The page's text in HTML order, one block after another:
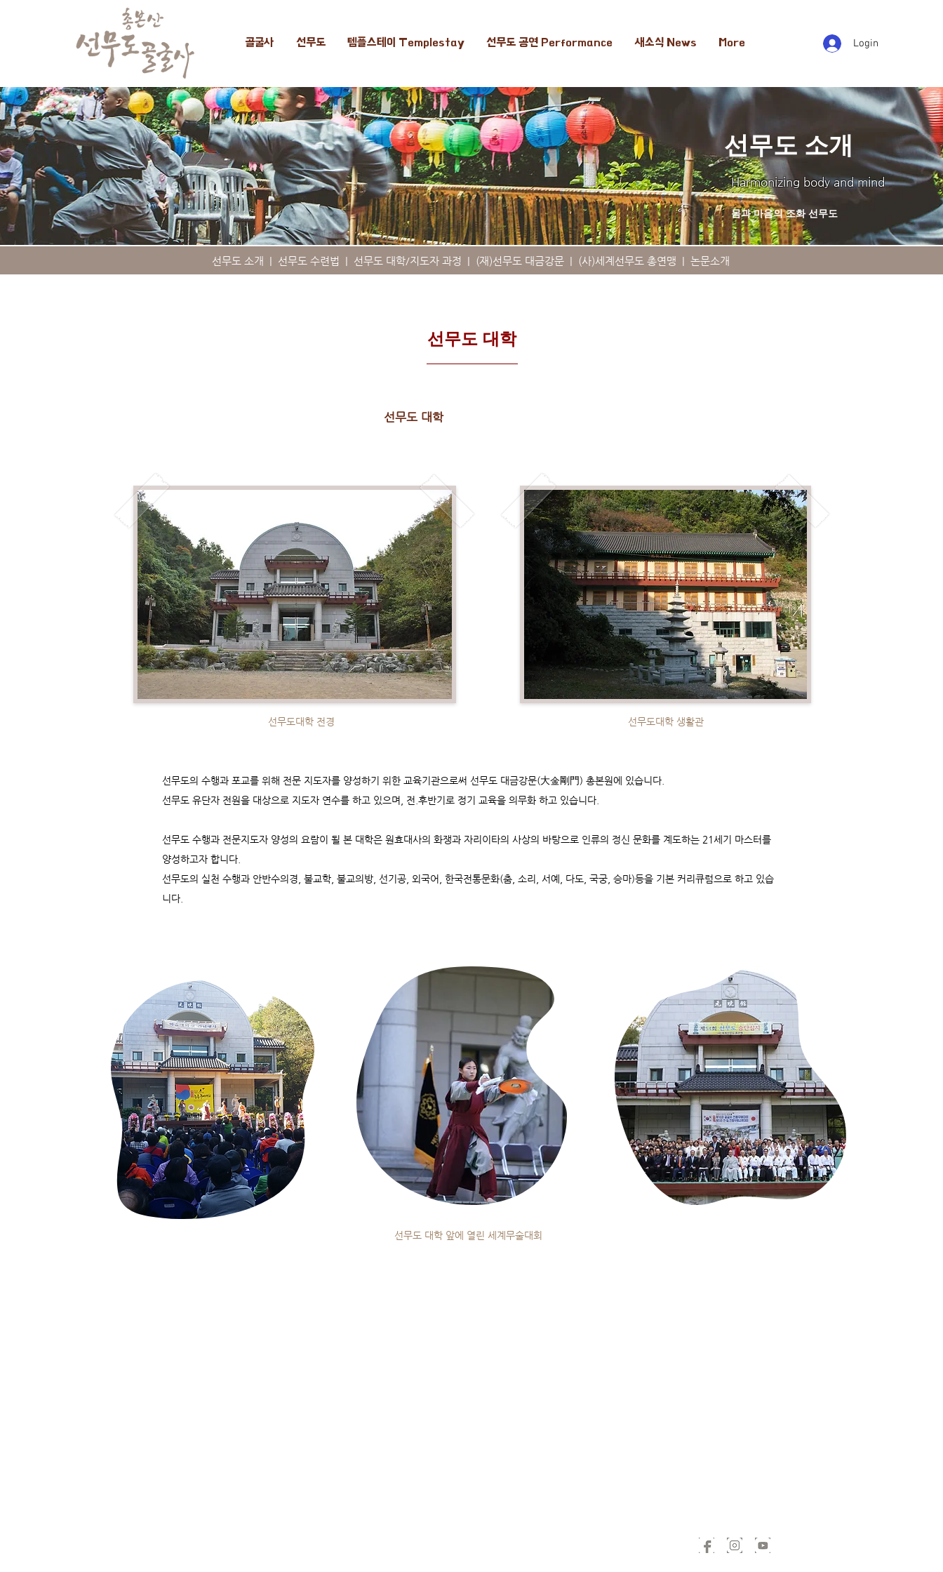
골굴사 선무도 템플스테이 Templestay 선무도 공연 Performance 새소식 News More Login
선무도 소개
Harmonizing body and mind
몸과 마음의 조화 선무도
선무도 소개 | 선무도 수련법 | 선무도 대학/지도자 과정 | (재)선무도 대금강문 | (사)세계선무도 총연맹 | 논문소개
선무도 대학
선무도 대학
선무도대학 전경 선무도대학 생활관
선무도의 수행과 포교를 위해 전문 지도자를 양성하기 위한 교육기관으로써 선무도 대금강문(大金剛門) 총본원에 있습니다.
선무도 유단자 전원을 대상으로 지도자 연수를 하고 있으며, 전.후반기로 정기 교육을 의무화 하고 있습니다.
선무도 수행과 전문지도자 양성의 요람이 될 본 대학은 원효대사의 화쟁과 자리이타의 사상의 바탕으로 인류의 정신 문화를 계도하는 21세기 마스터를
양성하고자 합니다.
​선무도의 실천 수행과 안반수의경, 불교학, 불교의방, 선기공, 외국어, 한국전통문화(춤, 소리, 서예, 다도, 국궁, 승마)등을 기본 커리큐럼으로 하고 있습
니다.
선무도 대학 앞에 열린 세계무술대회